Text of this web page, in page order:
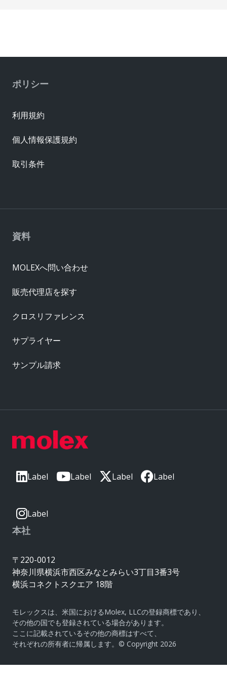
Label Label Label Label
Label
本社
〒220-0012
神奈川県横浜市西区みなとみらい3丁目3番3号
横浜コネクトスクエア 18階
モレックスは、米国におけるMolex, LLCの登録商標であり、
その他の国でも登録されている場合があります。
ここに記載されているその他の商標はすべて、
それぞれの所有者に帰属します。© Copyright 2026
資料
MOLEXへ問い合わせ
販売代理店を探す
クロスリファレンス
サプライヤー
サンプル請求
ポリシー
利用規約
個人情報保護規約
取引条件